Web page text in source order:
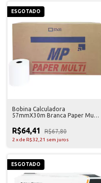
ESGOTADO
Bobina Calculadora
57mmX30m Branca Paper Multi
R$64,41 R$67,80
2 xde R$32,21 sem juros
ESGOTADO